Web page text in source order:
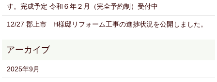
す。完成予定 令和６年２月（完全予約制）受付中
12/27 郡上市 H様邸リフォーム工事の進捗状況を公開しました。
2025年9月